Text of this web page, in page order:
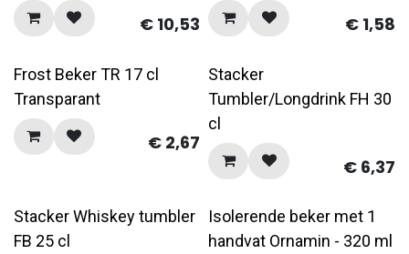
€ 10,53 € 1,58
Frost Beker TR 17 cl
Transparant
€ 2,67
Stacker
Tumbler/Longdrink FH 30
cl
€ 6,37
Stacker Whiskey tumbler
FB 25 cl
Isolerende beker met 1
handvat Ornamin - 320 ml